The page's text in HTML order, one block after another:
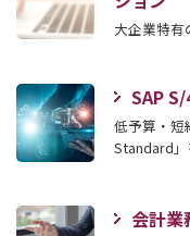
大企業特有
SAP
低予算・短
Standard
会計業